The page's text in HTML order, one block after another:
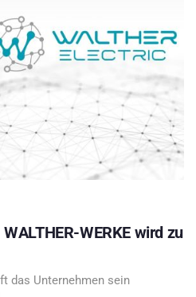
WERKE wird zu
das Unternehmen sein